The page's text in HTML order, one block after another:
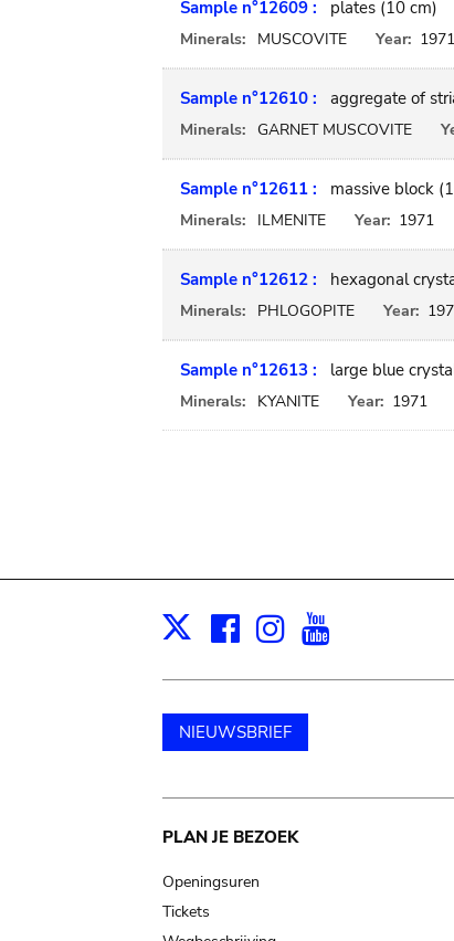
Sample n°12609 : plates (10 cm)
Minerals: MUSCOVITE Year: 1971
Sample n°12610 : aggregate of
Minerals: GARNET MUSCOVITE
Sample n°12611 : massive block
Minerals: ILMENITE Year: 1971
Sample n°12612 : hexagonal
Minerals: PHLOGOPITE Year:
Sample n°12613 : large blue
Minerals: KYANITE Year: 1971
X Facebook
Instagram
NIEUWSBRIEF
Main
navigation
PLAN JE BEZOEK
Openingsuren
Tickets